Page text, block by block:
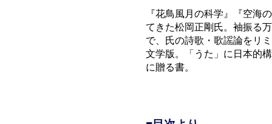
『花鳥風月の科学』『空海
てきた松岡正剛氏。袖振る
で、氏の詩歌・歌謡論をリ
文学版。「うた」に日本的
に贈る書。